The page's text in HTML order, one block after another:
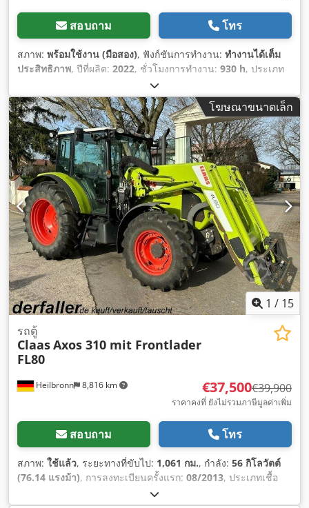
สอบถาม โทร
สภาพ: พร้อมใช้งาน (มือสอง), ฟังก์ชันการทำงาน: ทำงานได้เต็ม
ประสิทธิภาพ, ปีที่ผลิต: 2022, ชั่วโมงการทำงาน: 930 h, ประเภท
, ความเร็วสูงสุด:40 กม./ชม.
โฆษณาขนาดเล็ก
1 / 15
Heilbronn 8,816 km
รถตู้
ClaasAxos 310 mit Frontlader
FL80
€37,500€39,900
ราคาคงที่ ยังไม่รวมภาษีมูลค่าเพิ่ม
สอบถาม โทร
สภาพ: ใช้แล้ว, ระยะทางที่ขับไป: 1,061 กม., กำลัง: 56 กิโลวัตต์
(76.14 แรงม้า), การลงทะเบียนครั้งแรก: 08/2013, ประเภทเชื้อ
7,500 กก.